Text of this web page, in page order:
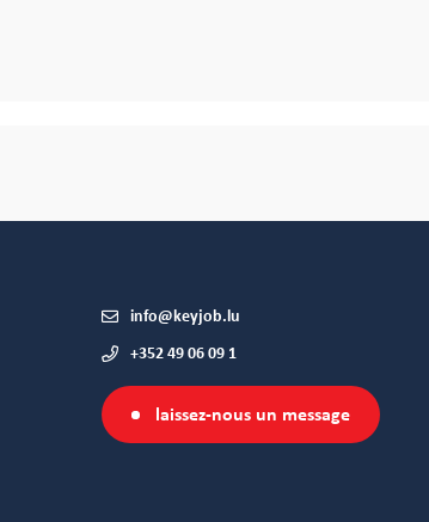
info@keyjob.lu
+352 49 06 09 1
laissez-nous un message